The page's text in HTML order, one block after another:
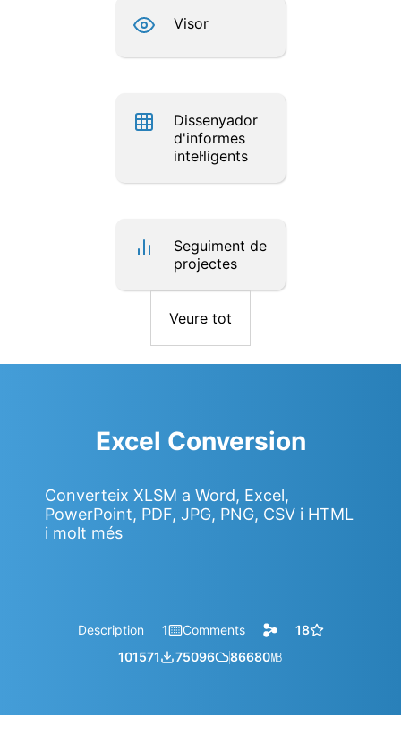
Visor
Dissenyador
d'informes
intel·ligents
Seguiment de
projectes
Veure tot
Excel Conversion
Converteix XLSM a Word, Excel,
PowerPoint, PDF, JPG, PNG, CSV i HTML
i molt més
Description 1 Comments
18
101571
75096 86680㎆︎